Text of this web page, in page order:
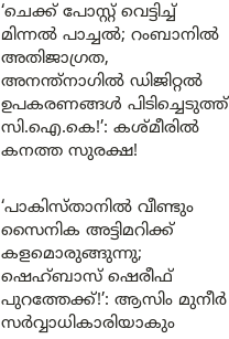
‘ചെക്ക് പോസ്റ്റ് വെട്ടിച്ച്
മിന്നൽ പാച്ചൽ; റംബാനിൽ
അതിജാഗ്രത,
അനന്ത്നാഗിൽ ഡിജിറ്റൽ
ഉപകരണങ്ങൾ പിടിച്ചെടുത്ത്
സി.ഐ.കെ!’: കശ്മീരിൽ
കനത്ത സുരക്ഷ!
‘പാകിസ്താനിൽ വീണ്ടും
സൈനിക അട്ടിമറിക്ക്
കളമൊരുങ്ങുന്നു;
ഷെഹ്ബാസ് ഷെരീഫ്
പുറത്തേക്ക്!’: ആസിം മുനീർ
സർവ്വാധികാരിയാകും